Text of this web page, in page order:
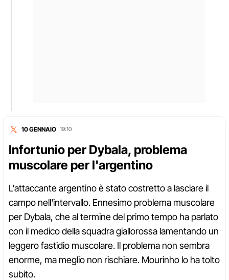
10 GENNAIO 19:10
Infortunio per Dybala, problema
muscolare per l'argentino
L'attaccante argentino è stato costretto a lasciare il
campo nell'intervallo. Ennesimo problema muscolare
per Dybala, che al termine del primo tempo ha parlato
con il medico della squadra giallorossa lamentando un
leggero fastidio muscolare. Il problema non sembra
enorme, ma meglio non rischiare. Mourinho lo ha tolto
subito.